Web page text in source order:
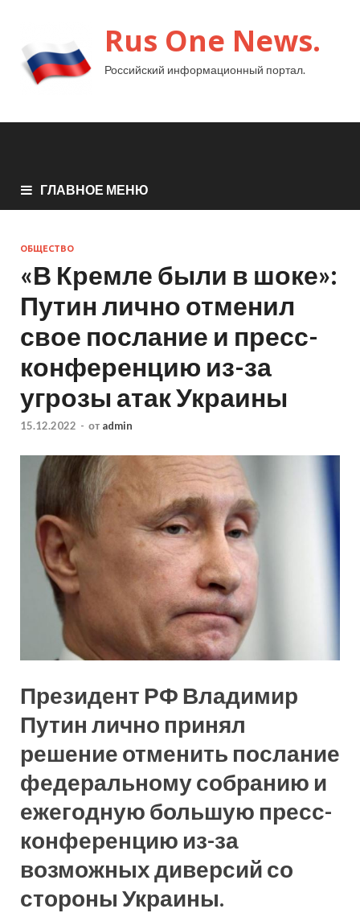
Rus One News.
Российский информационный портал.
ГЛАВНОЕ МЕНЮ
ОБЩЕСТВО
«В Кремле были в шоке»:
Путин лично отменил
свое послание и пресс-
конференцию из-за
угрозы атак Украины
15.12.2022 - от admin
Президент РФ Владимир
Путин лично принял
решение отменить послание
федеральному собранию и
ежегодную большую пресс-
конференцию из-за
возможных диверсий со
стороны Украины.